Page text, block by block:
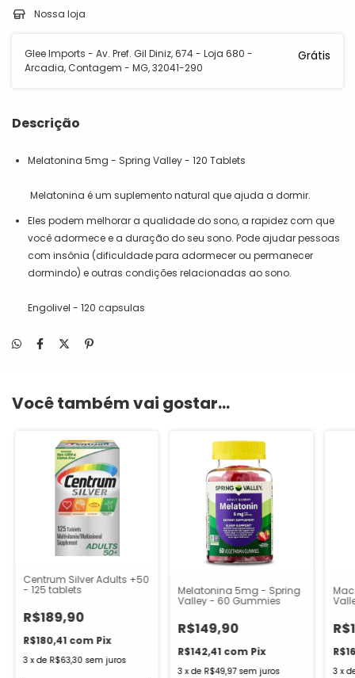
Nossa loja
Glee Imports - Av. Pref. Gil Diniz, 674 - Loja 680 -
Arcadia, Contagem - MG, 32041-290
Grátis
Descrição
Melatonina 5mg - Spring Valley - 120 Tablets
Melatonina é um suplemento natural que ajuda a dormir.
Eles podem melhorar a qualidade do sono, a rapidez com que
você adormece e a duração do seu sono. Pode ajudar pessoas
com insônia (dificuldade para adormecer ou permanecer
dormindo) e outras condições relacionadas ao sono.
Engolivel - 120 capsulas
Você também vai gostar...
Centrum Silver Adults +50
- 125 tablets
R$189,90
R$180,41 com Pix
3 xde R$63,30 sem juros
Melatonina 5mg - Spring
Valley - 60 Gummies
R$149,90
R$142,41 com Pix
3 xde R$49,97 sem juros 3 x